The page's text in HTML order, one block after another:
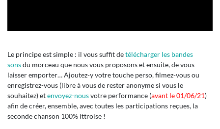
Le principe est simple : il vous suffit detélécharger les bandes
sonsdu morceau que nous vous proposons et ensuite, de vous
laisser emporter… Ajoutez-y votre touche perso, filmez-vous ou
enregistrez-vous (libre à vous de rester anonyme si vous le
souhaitez) etenvoyez-nousvotre performance (avant le 01/06/21)
afin de créer, ensemble, avec toutes les participations reçues, la
seconde chanson 100% ittroise !